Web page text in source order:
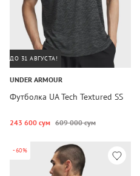
ДО 31 АВГУСТА!
UNDER ARMOUR
Футболка UA Tech Textured SS
243 600 сум 609 000 сум
-60%